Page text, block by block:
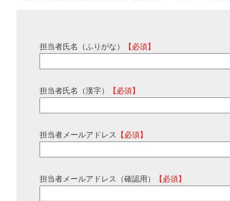
担当者氏名（ふりがな） 【必須】
担当者氏名（漢字） 【必須】
担当者メールアドレス 【必須】
担当者メールアドレス（確認用） 【必須】